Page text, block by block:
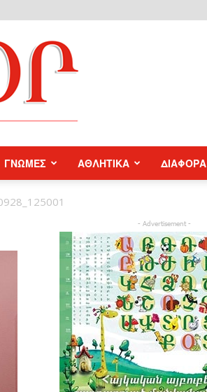
ΓΝΩΜΕΣ ΑΘΛΗΤΙΚΑ ΔΙΑΦΟΡΑ
- Advertisement -